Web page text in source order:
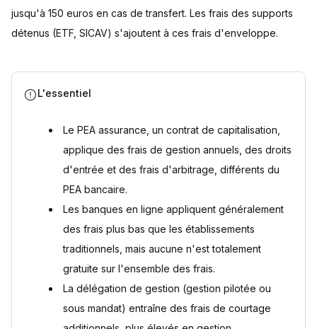
Sources
jusqu'à 150 euros en cas de transfert. Les frais des supports
détenus (ETF, SICAV) s'ajoutent à ces frais d'enveloppe.
L'essentiel
Le PEA assurance, un contrat de capitalisation,
applique des frais de gestion annuels, des droits
d'entrée et des frais d'arbitrage, différents du
PEA bancaire.
Les banques en ligne appliquent généralement
des frais plus bas que les établissements
traditionnels, mais aucune n'est totalement
gratuite sur l'ensemble des frais.
La délégation de gestion (gestion pilotée ou
sous mandat) entraîne des frais de courtage